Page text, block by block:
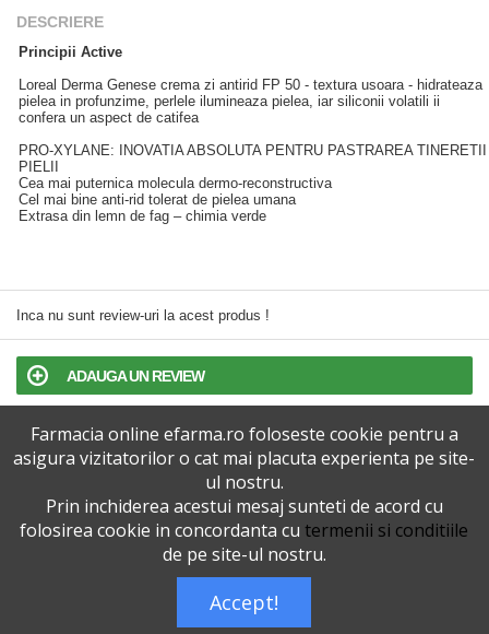
DESCRIERE
Principii Active
Loreal Derma Genese crema zi antirid FP 50 - textura usoara - hidrateaza
pielea in profunzime, perlele ilumineaza pielea, iar siliconii volatili ii
confera un aspect de catifea
PRO-XYLANE: INOVATIA ABSOLUTA PENTRU PASTRAREA TINERETII
PIELII
Cea mai puternica molecula dermo-reconstructiva
Cel mai bine anti-rid tolerat de pielea umana
Extrasa din lemn de fag – chimia verde
Inca nu sunt review-uri la acest produs !
ADAUGA UN REVIEW
TERMENI SI CONDITII
POLITICA DE CONFIDENTIALITATE
VERSIUNEA DESKTOP
Farmacia online efarma.ro foloseste cookie pentru a
asigura vizitatorilor o cat mai placuta experienta pe site-
ul nostru.
Prin inchiderea acestui mesaj sunteti de acord cu
folosirea cookie in concordanta cu termenii si conditiile
de pe site-ul nostru.
Accept!